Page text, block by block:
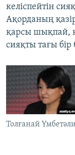
келіспейтін
Ақорданың
қарсы шықпай,
сияқты тағы бір
Толғанай